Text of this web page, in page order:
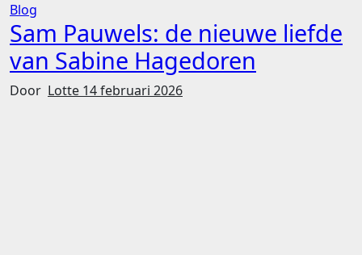
Blog
Sam Pauwels: de nieuwe liefde
van Sabine Hagedoren
Door Lotte 14 februari 2026